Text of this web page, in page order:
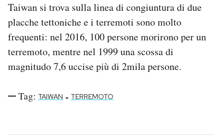
Area Personale
Newsletter
Notifiche mobile
Esci
Taiwan si trova sulla linea di congiuntura di due
placche tettoniche e i terremoti sono molto
frequenti: nel 2016, 100 persone morirono per un
terremoto, mentre nel 1999 una scossa di
magnitudo 7,6 uccise più di 2mila persone.
Tag: TAIWAN - TERREMOTO